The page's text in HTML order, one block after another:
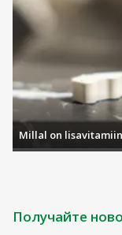
Millal on
Получайте